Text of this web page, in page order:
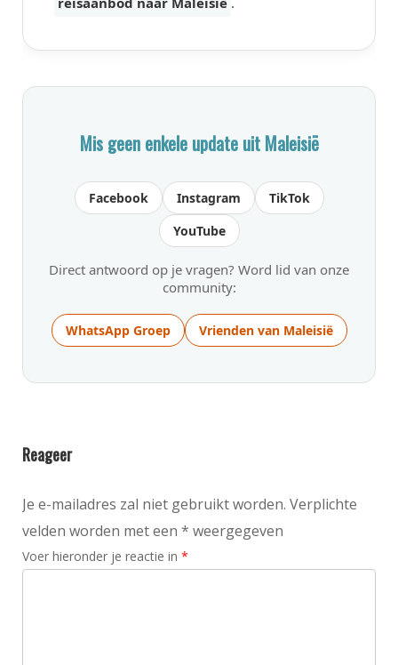
Mis geen enkele update uit Maleisië
Facebook Instagram
TikTok
YouTube
Direct antwoord op je vragen? Word lid van onze
community:
WhatsApp Groep Vrienden van Maleisië
Reageer
Je e-mailadres zal niet gebruikt worden. Verplichte
velden worden met een * weergegeven
Voer hieronder je reactie in *